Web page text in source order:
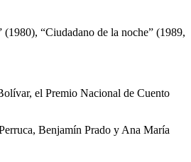
“Ciudadano de la noche” (1989,
el Premio Nacional de Cuento
Benjamín Prado y Ana María